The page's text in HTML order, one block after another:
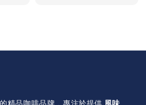
精品咖啡品牌，專注於提供 風味